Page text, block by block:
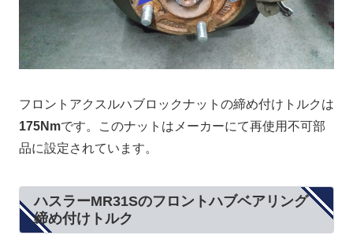
フロントアクスルハブロックナットの締め付けトルクは
175Nmです。このナットはメーカーにて再使用不可部
品に設定されています。
ハスラーMR31Sのフロントハブベアリング
締め付けトルク